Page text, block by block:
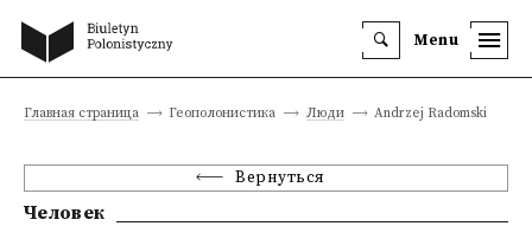
Menu
Главная страница Геополонистика Люди Andrzej Radomski
Вернуться
Человек